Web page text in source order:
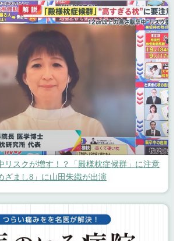
リスクが増す！？「殿様枕症候群」に注意
ざまし8」に山田朱織が出演